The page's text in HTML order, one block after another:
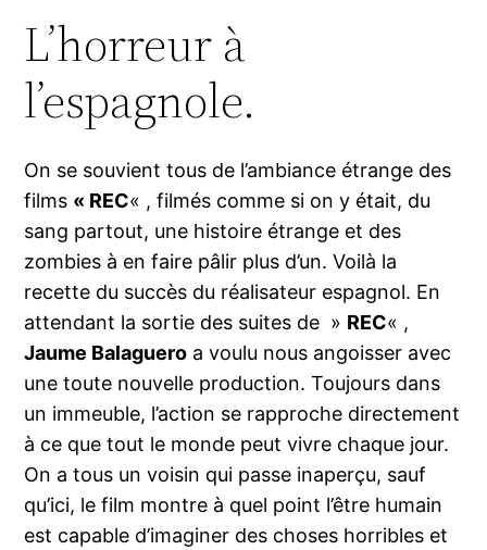
L’horreur à
l’espagnole.
On se souvient tous de l’ambiance étrange des
films « REC« , filmés comme si on y était, du
sang partout, une histoire étrange et des
zombies à en faire pâlir plus d’un. Voilà la
recette du succès du réalisateur espagnol. En
attendant la sortie des suites de » REC« ,
Jaume Balaguero a voulu nous angoisser avec
une toute nouvelle production. Toujours dans
un immeuble, l’action se rapproche directement
à ce que tout le monde peut vivre chaque jour.
On a tous un voisin qui passe inaperçu, sauf
qu’ici, le film montre à quel point l’être humain
est capable d’imaginer des choses horribles et